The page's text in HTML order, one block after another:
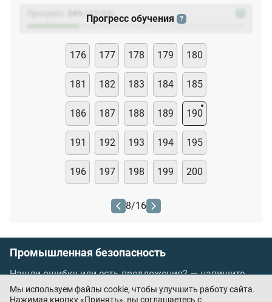
(23
Прогресс обучения ?
176 177 178 179 180
181 182 183 184 185
186 187 188 189 190
191 192 193 194 195
196 197 198 199 200
8/16
Промышленная безопасность
Нашли ошибку или есть предложения? —напишите
нам
Мы используем файлы cookie, чтобы улучшить работу сайта.
Нажимая кнопку «Принять», вы соглашаетесь с